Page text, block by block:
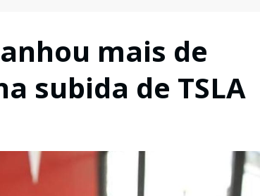
mais de
subida de TSLA